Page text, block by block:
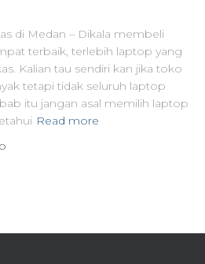
di Medan – Dikala membeli
terbaik, terlebih laptop yang
Kalian tau sendiri kan jika toko
tetapi tidak seluruh laptop
itu jangan asal memilih laptop
Read more